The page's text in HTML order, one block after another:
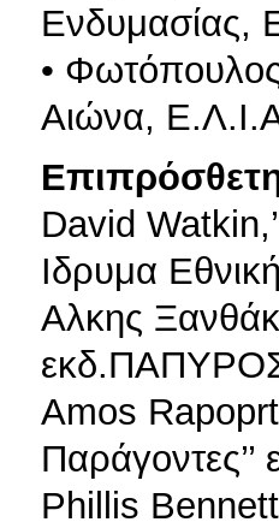
Ενδυμασίας,
•
Αιώνα,
David
Ιδρυμα
Αλκης
Amos Rapoprt,
Phillis Bennett